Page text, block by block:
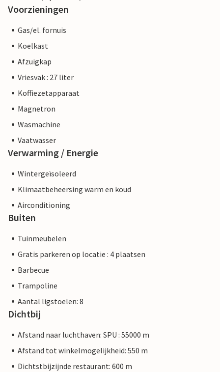
Voorzieningen
Gas/el. fornuis
Koelkast
Afzuigkap
Vriesvak : 27 liter
Koffiezetapparaat
Magnetron
Wasmachine
Vaatwasser
Verwarming / Energie
Wintergeïsoleerd
Klimaatbeheersing warm en koud
Airconditioning
Buiten
Tuinmeubelen
Gratis parkeren op locatie : 4 plaatsen
Barbecue
Trampoline
Aantal ligstoelen: 8
Dichtbij
Afstand naar luchthaven: SPU : 55000 m
Afstand tot winkelmogelijkheid: 550 m
Dichtstbijzijnde restaurant: 600 m